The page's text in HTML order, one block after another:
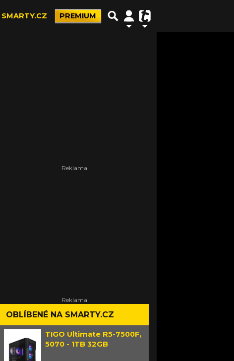
SMARTY.CZ PREMIUM
OBLÍBENÉ NA SMARTY.CZ
TIGO Ultimate R5-7500F,
5070 - 1TB 32GB